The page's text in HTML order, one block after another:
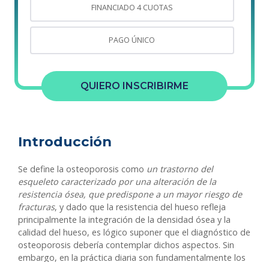
FINANCIADO 4 CUOTAS
PAGO ÚNICO
QUIERO INSCRIBIRME
Introducción
Se define la osteoporosis como un trastorno del
esqueleto caracterizado por una alteración de la
resistencia ósea, que predispone a un mayor riesgo de
fracturas, y dado que la resistencia del hueso refleja
principalmente la integración de la densidad ósea y la
calidad del hueso, es lógico suponer que el diagnóstico de
osteoporosis debería contemplar dichos aspectos. Sin
embargo, en la práctica diaria son fundamentalmente los